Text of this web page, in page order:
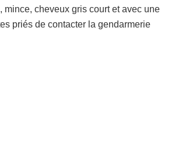
mince, cheveux gris court et avec une
priés de contacter la gendarmerie